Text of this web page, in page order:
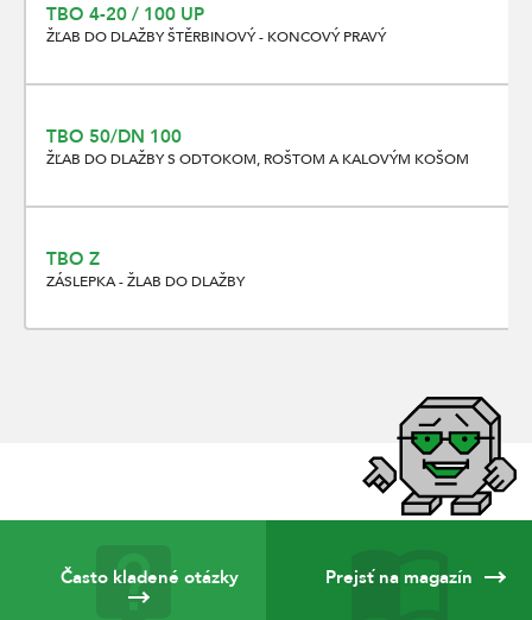
TBO 4-20 / 100 UP
ŽĽAB DO DLAŽBY ŠTĚRBINOVÝ - KONCOVÝ PRAVÝ
TBO 50/DN 100
ŽĽAB DO DLAŽBY S ODTOKOM, ROŠTOM A KALOVÝM KOŠOM
TBO Z
ZÁSLEPKA - ŽLAB DO DLAŽBY
Často kladené otázky Prejsť na magazín